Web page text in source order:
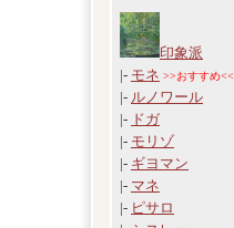
印象派
|- モネ >>おすすめ<<
|- ルノワール
|- ドガ
|- モリゾ
|- ギヨマン
|- マネ
|- ピサロ